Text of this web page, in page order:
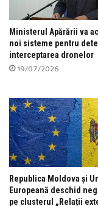
Ministerul Apărării va
noi sisteme pentru
interceptarea dronelor
19/07/2026
Republica Moldova și
Europeană deschid
pe clusterul „Relații